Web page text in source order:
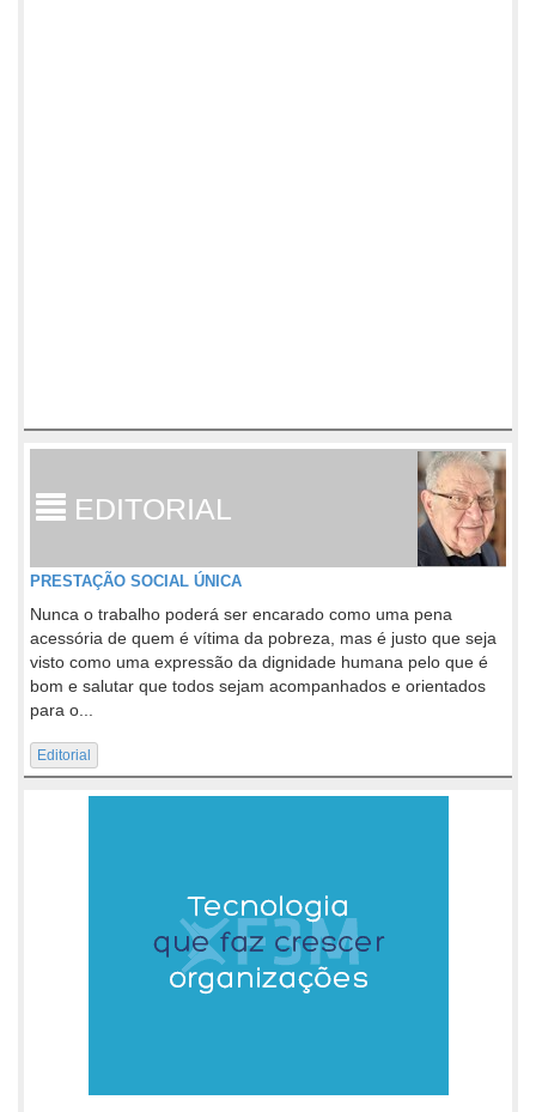
EDITORIAL
PRESTAÇÃO SOCIAL ÚNICA
Nunca o trabalho poderá ser encarado como uma pena
acessória de quem é vítima da pobreza, mas é justo que seja
visto como uma expressão da dignidade humana pelo que é
bom e salutar que todos sejam acompanhados e orientados
para o...
Editorial